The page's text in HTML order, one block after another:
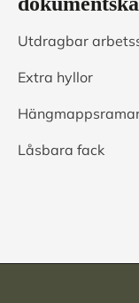
Utdragbar
Extra hyllor
Låsbara fack